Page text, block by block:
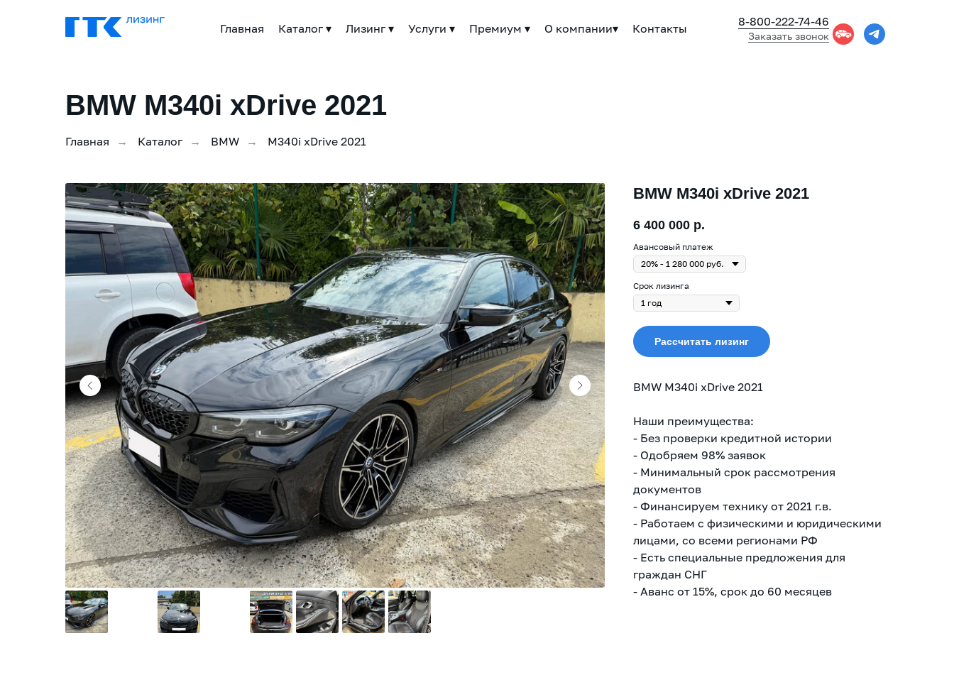
Главная Каталог ▾ Лизинг ▾ Услуги ▾ Премиум ▾ О компании▾ Контакты 8-800-222-74-46
Заказать звонок
BMW M340i xDrive 2021
Главная → Каталог → BMW → M340i xDrive 2021
BMW M340i xDrive 2021
6 400 000 р.
Авансовый платеж
Срок лизинга
Рассчитать лизинг
BMW M340i xDrive 2021
Наши преимущества:
- Без проверки кредитной истории
- Одобряем 98% заявок
- Минимальный срок рассмотрения
документов
- Финансируем технику от 2021 г.в.
- Работаем с физическими и юридическими
лицами, со всеми регионами РФ
- Есть специальные предложения для
граждан СНГ
- Аванс от 15%, срок до 60 месяцев